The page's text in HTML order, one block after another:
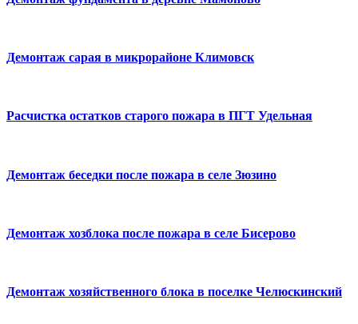
Демонтаж сарая в микрорайоне Климовск
Расчистка остатков старого пожара в ПГТ Удельная
Демонтаж беседки после пожара в селе Зюзино
Демонтаж хозблока после пожара в селе Бисерово
Демонтаж хозяйственного блока в поселке Челюскинский